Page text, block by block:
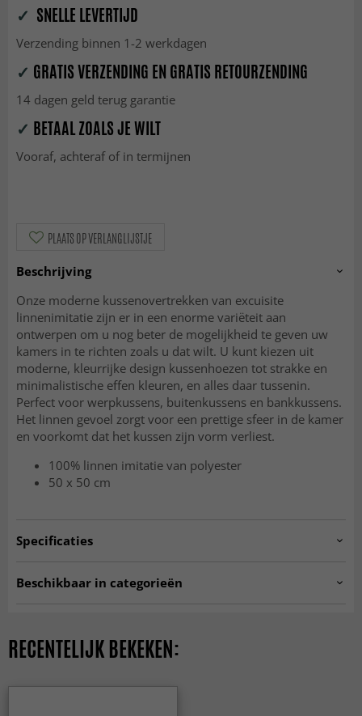
✓ SNELLE LEVERTIJD
Verzending binnen 1-2 werkdagen
✓ GRATIS VERZENDING EN GRATIS RETOURZENDING
14 dagen geld terug garantie
✓ BETAAL ZOALS JE WILT
Vooraf, achteraf of in termijnen
PLAATS OP VERLANGLIJSTJE
Beschrijving
Onze moderne kussenovertrekken van excuisite
linnenimitatie zijn er in een enorme variëteit aan
ontwerpen om u nog beter de mogelijkheid te geven uw
kamers in te richten zoals u dat wilt. U kunt kiezen uit
moderne, kleurrijke design kussenhoezen tot strakke en
minimalistische effen kleuren, en alles daar tussenin.
Perfect voor werpkussens, buitenkussens en bankkussens.
Het linnen gevoel zorgt voor een prettige sfeer in de kamer
en voorkomt dat het kussen zijn vorm verliest.
100% linnen imitatie van polyester
50 x 50 cm
Specificaties
Beschikbaar in categorieën
RECENTELIJK BEKEKEN: